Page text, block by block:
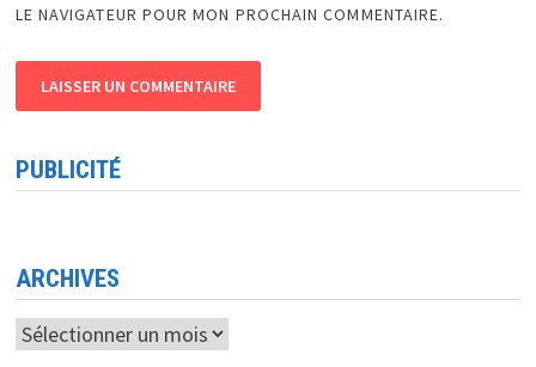
LE NAVIGATEUR POUR MON PROCHAIN COMMENTAIRE.
PUBLICITÉ
ARCHIVES
Archives